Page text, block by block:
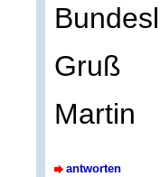
Gruß
Martin
antworten